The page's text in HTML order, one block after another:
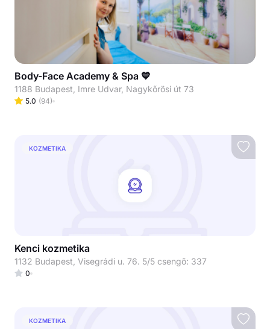
Body-Face Academy & Spa 💙
1188 Budapest, Imre Udvar, Nagykőrösi út 73
5.0 (94)
KOZMETIKA
Kenci kozmetika
1132 Budapest, Visegrádi u. 76. 5/5 csengő: 337
0
KOZMETIKA